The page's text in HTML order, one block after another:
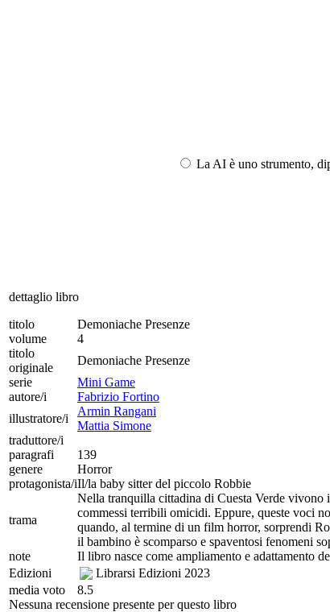
La AI è uno strumento,
dettaglio libro
titolo
Demoniache Presenze
volume
4
titolo
originale
Demoniache Presenze
serie
Mini Game
autore/i
Fabrizio Fortino
illustratore/i
Armin Rangani
Mattia Simone
traduttore/i
paragrafi
139
genere
Horror
protagonista/iIl/la baby sitter del piccolo Robbie
trama
Nella tranquilla cittadina di Cuesta Verde vivono
commessi terribili omicidi. Eppure, queste voci
quando, al termine di un film horror, sorprendi
il bambino è scomparso e spaventosi fenomeni
note
Il libro nasce come ampliamento e adattamento
Edizioni
Librarsi Edizioni 2023
media voto
8.5
Nessuna recensione presente per questo libro